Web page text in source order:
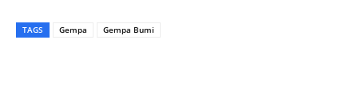
TAGS Gempa Gempa Bumi